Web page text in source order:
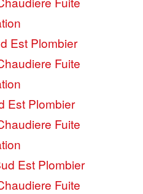
Est Plombier
Fuite
Est Plombier
Fuite
Est Plombier
Fuite